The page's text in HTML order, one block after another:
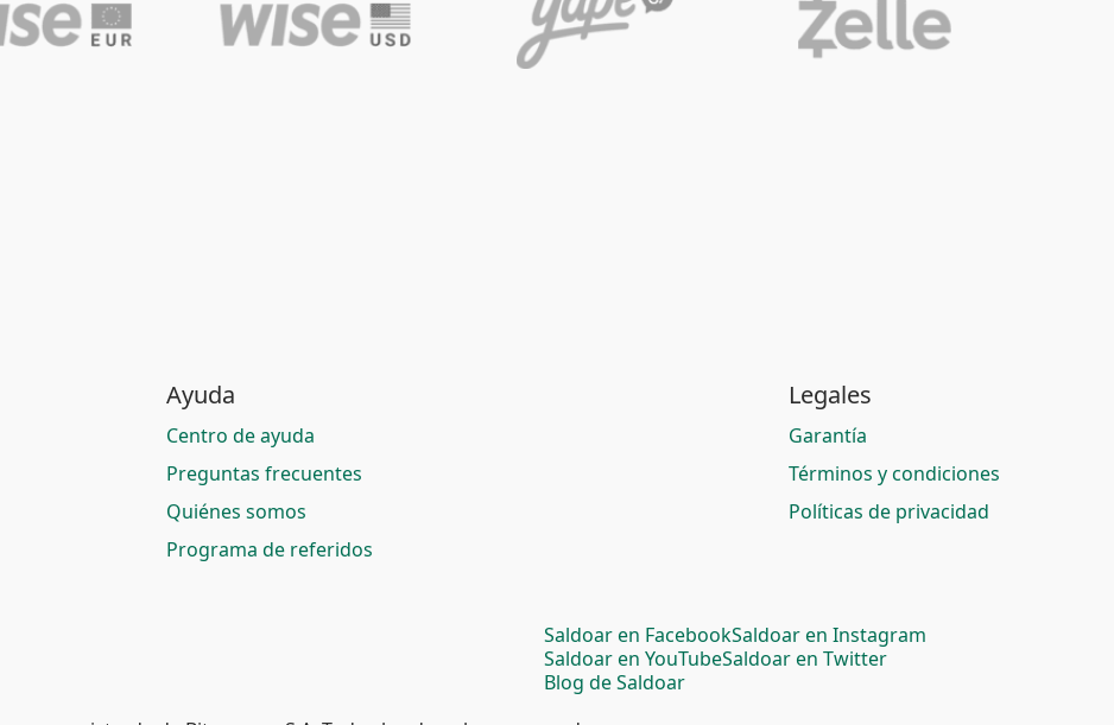
Ayuda
Centro de ayuda
Preguntas frecuentes
Quiénes somos
Programa de referidos
Legales
Garantía
Términos y condiciones
Políticas de privacidad
Saldoar en FacebookSaldoar en Instagram
Saldoar en YouTubeSaldoar en Twitter
Blog de Saldoar